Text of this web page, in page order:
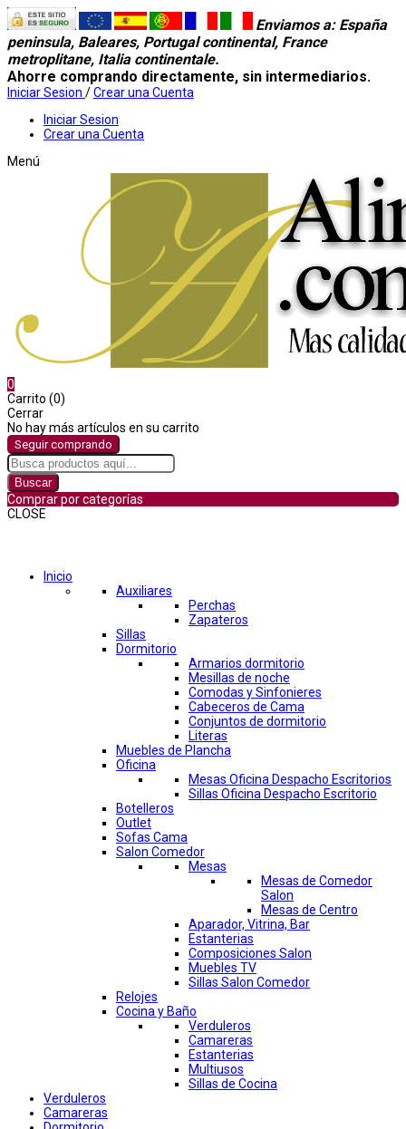
Enviamos a: España
peninsula, Baleares, Portugal continental, France
metroplitane, Italia continentale.
Ahorre comprando directamente, sin intermediarios.
Iniciar Sesion /Crear una Cuenta
Iniciar Sesion
Crear una Cuenta
Menú
0
Carrito (0)
Cerrar
No hay más artículos en su carrito
Seguir comprando
Buscar
Comprar por categorías
CLOSE
Inicio
Auxiliares
Perchas
Zapateros
Sillas
Dormitorio
Armarios dormitorio
Mesillas de noche
Comodas y Sinfonieres
Cabeceros de Cama
Conjuntos de dormitorio
Literas
Muebles de Plancha
Oficina
Mesas Oficina Despacho Escritorios
Sillas Oficina Despacho Escritorio
Botelleros
Outlet
Sofas Cama
Salon Comedor
Mesas
Mesas de Comedor
Salon
Mesas de Centro
Aparador, Vitrina, Bar
Estanterias
Composiciones Salon
Muebles TV
Sillas Salon Comedor
Relojes
Cocina y Baño
Verduleros
Camareras
Estanterias
Multiusos
Sillas de Cocina
Verduleros
Camareras